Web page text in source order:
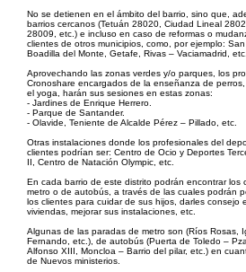
No se detienen en el ámbito del barrio, sino que,
barrios cercanos (Tetuán 28020, Ciudad Lineal
28009, etc.) e incluso en caso de reformas o
clientes de otros municipios, como, por ejemplo:
Boadilla del Monte, Getafe, Rivas – Vaciamadrid,
Aprovechando las zonas verdes y/o parques, los
Cronoshare encargados de la enseñanza de
el yoga, harán sus sesiones en estas zonas:
- Jardines de Enrique Herrero.
- Parque de Santander.
- Olavide, Teniente de Alcalde Pérez – Pillado, etc.
Otras instalaciones donde los profesionales del
clientes podrían ser: Centro de Ocio y Deportes
II, Centro de Natación Olympic, etc.
En cada barrio de este distrito podrán encontrar los
metro o de autobús, a través de las cuales podrán
los clientes para cuidar de sus hijos, darles consejo
viviendas, mejorar sus instalaciones, etc.
Algunas de las paradas de metro son (Ríos Rosas,
Fernando, etc.), de autobús (Puerta de Toledo –
Alfonso XIII, Moncloa – Barrio del pilar, etc.) en
de Nuevos ministerios.